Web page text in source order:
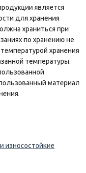
является
для хранения
храниться при
по хранению не
хранения
температуры.
материал
износостойкие